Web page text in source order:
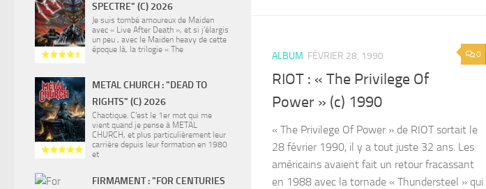
0
ALBUM FÉVRIER 28, 1990
RIOT : « The Privilege Of
Power » (c) 1990
« The Privilege Of Power » de RIOT sortait le
28 février 1990, il y a tout juste 32 ans. Les
américains avaient fait un retour fracassant
en 1988 avec la tornade « Thundersteel » qui
SPECTRE" (C) 2026
Je suis tombé amoureux de Maiden
avec « Live After Death », et si j’élargis
un peu , avec le Maiden heavy de cette
époque là, la trilogie « The
METAL CHURCH : "DEAD TO
RIGHTS" (C) 2026
Chaotique. C’est le 1er mot qui me
vient quand je pense à METAL
CHURCH, et plus particulièrement leur
carrière depuis leur formation en 1980
et
FIRMAMENT : "FOR CENTURIES